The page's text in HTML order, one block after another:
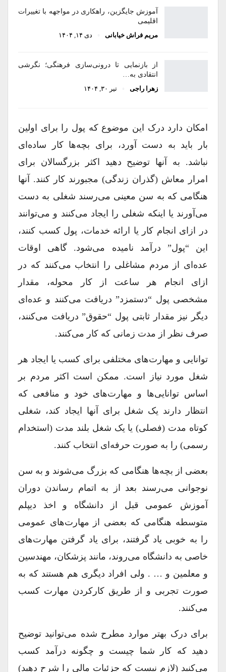
آموزش جایگزین، راهکاری در مواجهه با تغییرات
اقلیمی
مریم فراش خیابانی
دی ۱۴, ۱۴۰۴
از بازنمایی تا درونی‌سازی فرهنگی؛ نگرشی
انتقادی به…
زهرا راجی
تیر ۳۰, ۱۴۰۴
امکان دارد درک این موضوع که پول را برای اولین
بار باید به دست آورد، برای بچه‌ها کار ساده‌ای
نباشد. به آنها توضیح دهید اکثر بزرگسالان برای
امرار معاش (گذران زندگی) مجبورند کار کنند. آنها
هنگامی که به سن معینی می‌رسند شغلی به دست
می‌آورند یا اینکه شغلی را ایجاد می‌کنند و می‌توانند
در ازای انجام کار یا ارائه خدمات، پول کسب کنند،
این “پول” درآمد نامیده می‌شود. گاهی اوقات
عده‌ای از مردم مشاغلی را انتخاب می‌کنند که در
ازای انجام هر ساعت از کار محوله، مقدار
مشخصی پول “دستمزد” دریافت می‌کنند و عده‌ای
دیگر نیز مقدار ثابتی پول “حقوق” دریافت می‌کنند،
صرف نظر از مدت زمانی که کار می‌کنند.
توانایی و مهارت‌های مختلفی برای کسب یا ایجاد هر
شغل مورد نیاز است. ممکن است اکثر مردم بر
اساس توانایی‌ها و مهارت‌های خود و منافعی که
انتظار دارند یک شغل برای آنها ایجاد کند، شغلی
کوتاه مدت (فصلی) یا یک شغل بلند مدت (استخدام
رسمی) را به صورت حرفه‌ای انتخاب کنند.
بعضی از بچه‌ها هنگامی که بزرگ می‌شوند و به سن
نوجوانی می‌رسند بعد از به اتمام رساندن دوران
آموزش عمومی قبل از دانشگاه و اخذ دیپلم
متوسطه هنگامی که بعضی از مهارت‌های عمومی
را به خوبی یاد گرفتند، برای یاد گرفتن مهارت‌های
خاصی به دانشگاه می‌روند، مانند پزشکان، مهندسین
و معلمین و … . ولی افراد دیگری هم هستند که به
صورت تجربی و از طریق کارکردن مهارت کسب
می‌کنند.
برای درک بهتر موارد مطرح شده می‌توانید توضیح
دهید که کار شما چیست و چگونه درآمد کسب
می‌کنید (لازم نیست که جزئیات مالی را شرح دهید)